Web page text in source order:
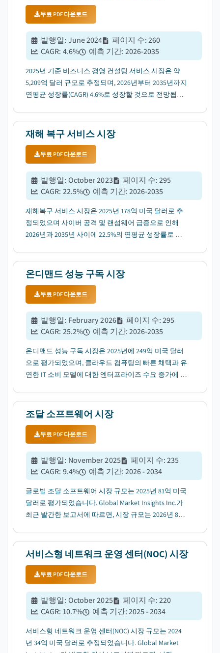
무료 PDF 다운로드
발행일: June 2024 페이지 수:260
CAGR: 4.6% 예측 기간:2026-2035
2025년 기준 비즈니스 경영 컨설팅 서비스 시장은 약
5,209억 달러 규모로 추정되며, 2026년부터 2035년까지
연평균 성장률(CAGR) 4.6%로 성장할 것으로 전망됩니
재해 복구 서비스 시장
무료 PDF 다운로드
발행일: October 2023 페이지 수:295
CAGR: 22.5% 예측 기간:2026-2035
재해복구 서비스 시장은 2025년 178억 미국 달러로 추
정되었으며 사이버 공격 및 랜섬웨어 급증으로 인해
2026년과 2035년 사이에 22.5%의 연평균 성장률로 성
온디맨드 성능 구독 시장
무료 PDF 다운로드
발행일: February 2026 페이지 수:295
CAGR: 25.2% 예측 기간:2026-2035
온디맨드 성능 구독 시장은 2025년에 249억 미국 달러
으로 평가되었으며, 클라우드 컴퓨팅의 빠른 채택과 유
연한 IT 소비 모델에 대한 엔터프라이즈 수요 증가에 따
조달 소프트웨어 시장
무료 PDF 다운로드
발행일: November 2025 페이지 수:235
CAGR: 9.4% 예측 기간:2026 - 2034
글로벌 조달 소프트웨어 시장 규모는 2025년 81억 미국
달러로 평가되었습니다. Global Market Insights Inc.가
최근 발간한 보고서에 따르면, 시장 규모는 2026년 86
서비스형 네트워크 운영 센터(NOC) 시장
무료 PDF 다운로드
발행일: October 2025 페이지 수:220
CAGR: 10.7% 예측 기간:2025 - 2034
서비스형 네트워크 운영 센터(NOC) 시장 규모는 2024
년 34억 미국 달러로 추정되었습니다. Global Market